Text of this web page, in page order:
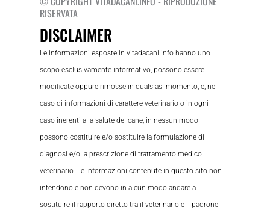
RISERVATA
DISCLAIMER
Le informazioni esposte in vitadacani.info hanno uno
scopo esclusivamente informativo, possono essere
modificate oppure rimosse in qualsiasi momento, e, nel
caso di informazioni di carattere veterinario o in ogni
caso inerenti alla salute del cane, in nessun modo
possono costituire e/o sostituire la formulazione di
diagnosi e/o la prescrizione di trattamento medico
veterinario. Le informazioni contenute in questo sito non
intendono e non devono in alcun modo andare a
sostituire il rapporto diretto tra il veterinario e il padrone